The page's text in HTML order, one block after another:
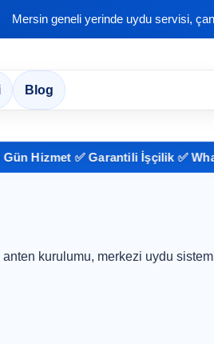
Mersin geneli yerinde uydu servisi,
Blog
Hizmet ✅ Garantili İşçilik ✅
kurulumu, merkezi uydu